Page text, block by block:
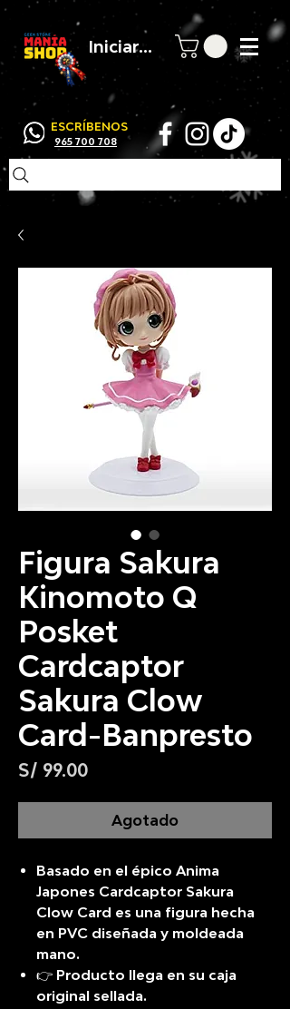
Iniciar sesión
ESCRÍBENOS
965 700 708
Figura Sakura
Kinomoto Q
Posket
Cardcaptor
Sakura Clow
Card-Banpresto
S/ 99.00Precio
Agotado
Basado en el épico Anima
Japones Cardcaptor Sakura
Clow Card es una figura hecha
en PVC diseñada y moldeada
mano.
👉 Producto llega en su caja
original sellada.